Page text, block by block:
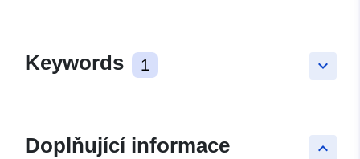
keyboard_arrow_down
Keywords 1
keyboard_arrow_up
Doplňující informace